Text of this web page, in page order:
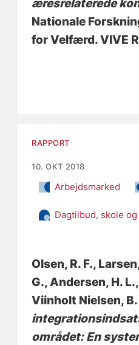
æresrelaterede
Nationale
for Velfærd. VIVE
RAPPORT
10. OKT 2018
Arbejdsmarked
Dagtilbud, skole
Olsen, R. F.,
G., Andersen, H. L.
Viinholt Nielsen, B.
området: En